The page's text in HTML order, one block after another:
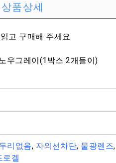
상품상세
고 구매해 주세요
우그레이(1박스 2개들이)
리없음, 자외선차단, 물광렌즈,
로겔